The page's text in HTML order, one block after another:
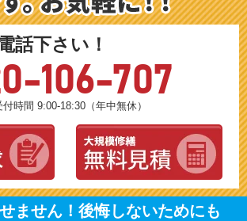
話下さい！
106-707
付時間 9:00-18:30（年中無休）
ません！後悔しないためにも